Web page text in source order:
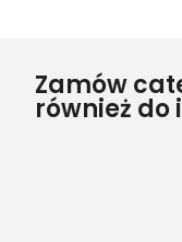
Zamów
również do